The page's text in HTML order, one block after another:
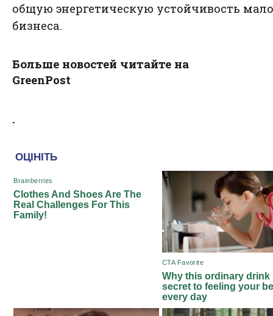
общую энергетическую устойчивость
бизнеса.
Больше новостей читайте на
GreenPost
.